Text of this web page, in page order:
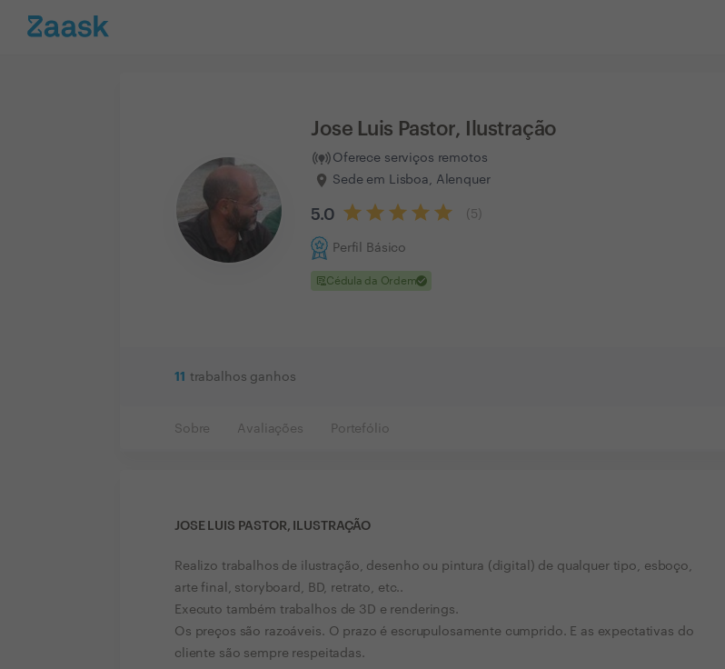
Jose Luis Pastor, Ilustração
Oferece serviços remotos
Sede em Lisboa, Alenquer
5.0 ( 5
Perfil Básico
clinical_notesCédula da Ordemcheck
11 trabalhos ganhos
Sobre Avaliações Portefólio
JOSE LUIS PASTOR, ILUSTRAÇÃO
Realizo trabalhos de ilustração, desenho ou pintura (digital) de qualquer tipo, esboço,
arte final, storyboard, BD, retrato, etc..
Executo também trabalhos de 3D e renderings.
Os preços são razoáveis. O prazo é escrupulosamente cumprido. E as expectativas do
cliente são sempre respeitadas.